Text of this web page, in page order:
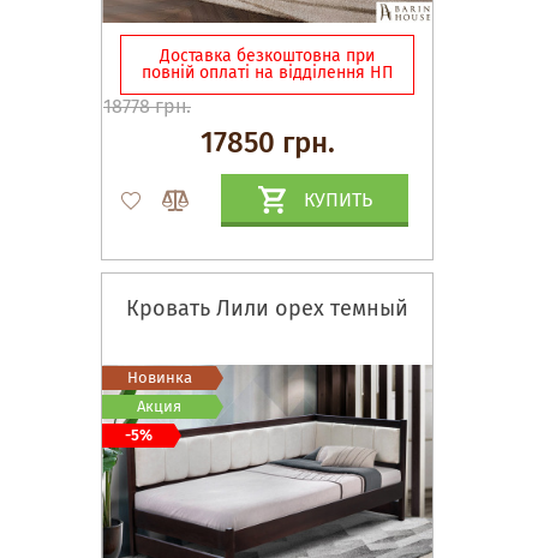
Доставка безкоштовна при
повній оплаті на відділення НП
18778 грн.
17850 грн.
КУПИТЬ
Кровать Лили орех темный
Новинка
Акция
-5%